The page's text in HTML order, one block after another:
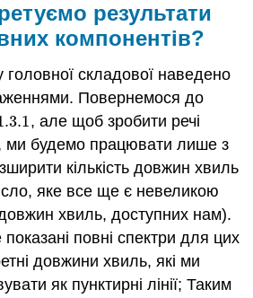
результати
компонентів?
головної складової наведено
Повернемося до
1
1, але щоб зробити речі
ми будемо працювати лише з
кількість довжин хвиль
яке все ще є невеликою
хвиль, доступних нам).
повні спектри для цих
довжини хвиль, які ми
як пунктирні лінії; Таким